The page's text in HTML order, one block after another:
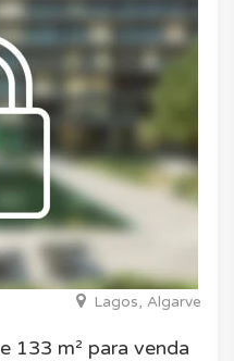
Lagos, Algarve
133 m² para venda